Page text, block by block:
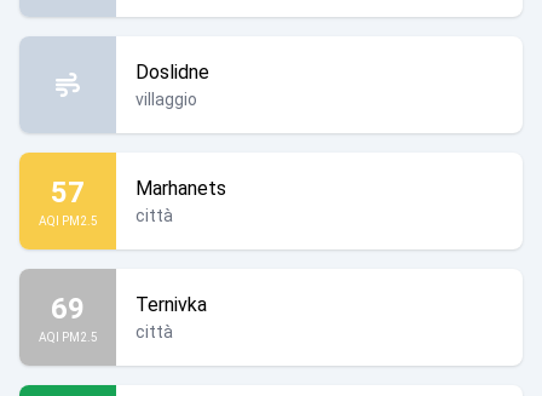
Doslidne
villaggio
57
AQI PM2.5
Marhanets
città
69
AQI PM2.5
Ternivka
città